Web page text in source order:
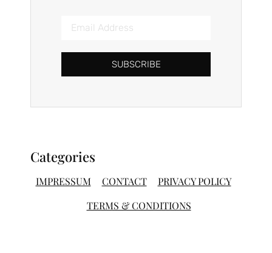
SUBSCRIBE
Categories
IMPRESSUM CONTACT
PRIVACY POLICY
TERMS & CONDITIONS